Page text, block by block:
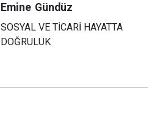
Emine Gündüz
SOSYAL VE TİCARİ HAYATTA
DOĞRULUK